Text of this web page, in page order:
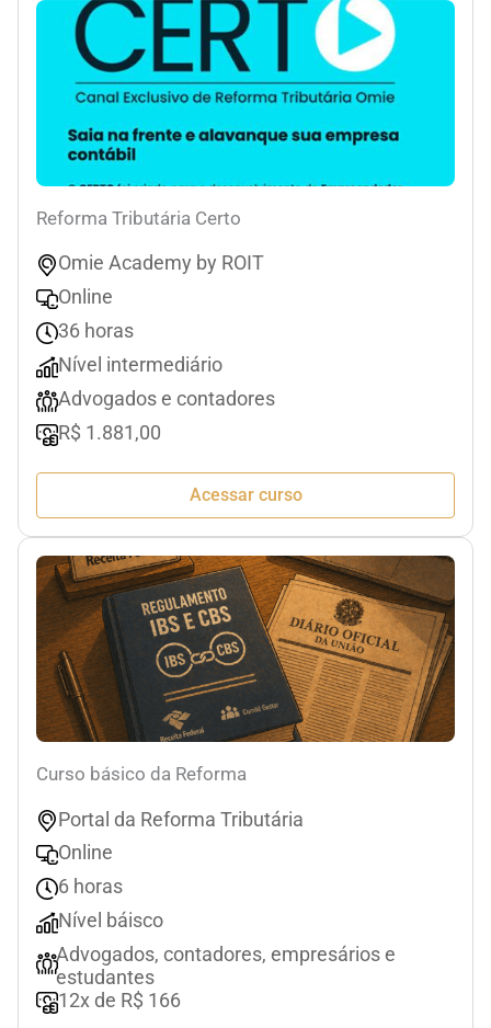
Reforma Tributária Certo
Omie Academy by ROIT
Online
36 horas
Nível intermediário
Advogados e contadores
R$ 1.881,00
Acessar curso
Curso básico da Reforma
Portal da Reforma Tributária
Online
6 horas
Nível báisco
Advogados, contadores, empresários e
estudantes
12x de R$ 166